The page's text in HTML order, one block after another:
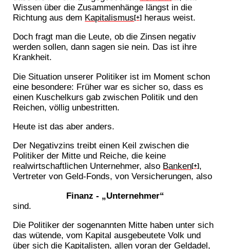
Wissen über die Zusammenhänge längst in die
Richtung aus dem Kapitalismus[+] heraus weist.
Doch fragt man die Leute, ob die Zinsen negativ
werden sollen, dann sagen sie nein. Das ist ihre
Krankheit.
Die Situation unserer Politiker ist im Moment schon
eine besondere: Früher war es sicher so, dass es
einen Kuschelkurs gab zwischen Politik und den
Reichen, völlig unbestritten.
Heute ist das aber anders.
Der Negativzins treibt einen Keil zwischen die
Politiker der Mitte und Reiche, die keine
realwirtschaftlichen Unternehmer, also Banken[+] ,
Vertreter von Geld-Fonds, von Versicherungen, also
Finanz - „Unternehmer“
sind.
Die Politiker der sogenannten Mitte haben unter sich
das wütende, vom Kapital ausgebeutete Volk und
über sich die Kapitalisten, allen voran der Geldadel,